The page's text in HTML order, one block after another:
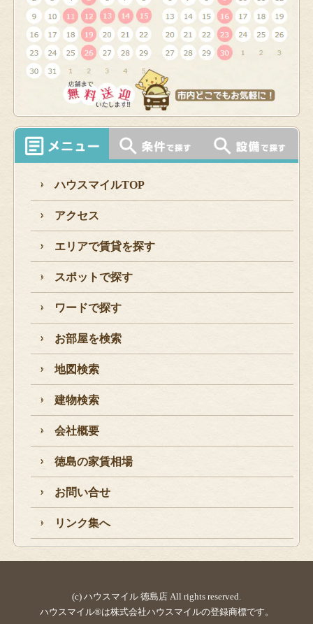
ハウスマイルTOP
アクセス
エリアで賃貸を探す
スポットで探す
ワードで探す
お部屋を検索
地図検索
建物検索
会社概要
徳島の家賃相場
お問い合せ
リンク集へ
(c) ハウスマイル 徳島店 All rights reserved.
ハウスマイル®は株式会社ハウスマイルの登録商標です。